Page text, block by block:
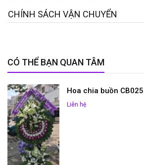
CHÍNH SÁCH VẬN CHUYỂN
CÓ THỂ BẠN QUAN TÂM
Hoa chia buồn CB025
Liên hệ